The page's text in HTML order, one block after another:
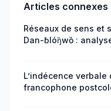
Articles connexes
Réseaux de sens et
Dan-ɓlóŋ̏wȍ :
L’indécence
francophone